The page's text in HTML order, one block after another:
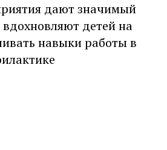
дают значимый
детей на
навыки работы в